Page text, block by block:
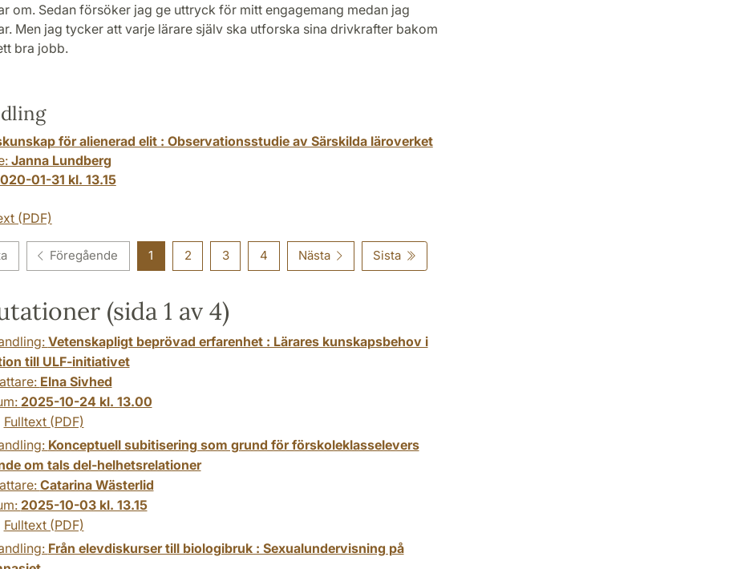
om. Sedan försöker jag ge uttryck för mitt engagemang medan jag
Men jag tycker att varje lärare själv ska utforska sina drivkrafter bakom
bra jobb.
för alienerad elit : Observationsstudie av Särskilda läroverket
Janna Lundberg
01-31 kl. 13.15
(PDF)
Föregående 1 2 3 4 Nästa Sista
(sida 1 av 4)
Vetenskapligt beprövad erfarenhet : Lärares kunskapsbehov i
till ULF-initiativet
Elna Sivhed
2025-10-24 kl. 13.00
Fulltext (PDF)
Konceptuell subitisering som grund för förskoleklasselevers
om tals del-helhetsrelationer
Catarina Wästerlid
2025-10-03 kl. 13.15
Fulltext (PDF)
Från elevdiskurser till biologibruk : Sexualundervisning på